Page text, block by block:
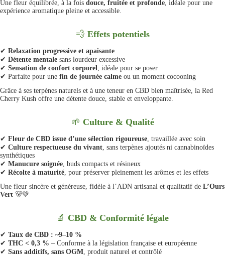
Une fleur équilibrée, à la fois douce, fruitée et profonde, idéale pour une
expérience aromatique pleine et accessible.
💨 Effets potentiels
✔ Relaxation progressive et apaisante
✔ Détente mentale sans lourdeur excessive
✔ Sensation de confort corporel, idéale pour se poser
✔ Parfaite pour une fin de journée calme ou un moment cocooning
Grâce à ses terpènes naturels et à une teneur en CBD bien maîtrisée, la Red
Cherry Kush offre une détente douce, stable et enveloppante.
🌱 Culture & Qualité
✔ Fleur de CBD issue d’une sélection rigoureuse, travaillée avec soin
✔ Culture respectueuse du vivant, sans terpènes ajoutés ni cannabinoïdes
synthétiques
✔ Manucure soignée, buds compacts et résineux
✔ Récolte à maturité, pour préserver pleinement les arômes et les effets
Une fleur sincère et généreuse, fidèle à l’ADN artisanal et qualitatif de L’Ours
Vert 🐻💚
🔬 CBD & Conformité légale
✔ Taux de CBD : ~9–10 %
✔ THC < 0,3 % – Conforme à la législation française et européenne
✔ Sans additifs, sans OGM, produit naturel et contrôlé